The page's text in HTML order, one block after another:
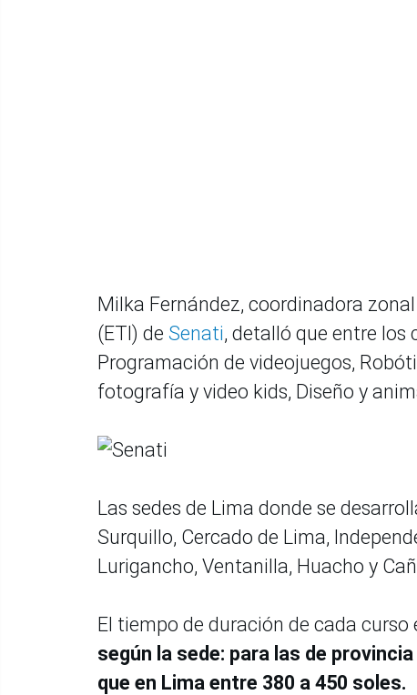
Milka Fernández, coordinadora
(ETI) de Senati, detalló que entre los
Programación de videojuegos,
fotografía y video kids, Diseño y
Las sedes de Lima donde se
Surquillo, Cercado de Lima,
Lurigancho, Ventanilla, Huacho y
El tiempo de duración de cada curso
según la sede: para las de
que en Lima entre 380 a 450 soles.